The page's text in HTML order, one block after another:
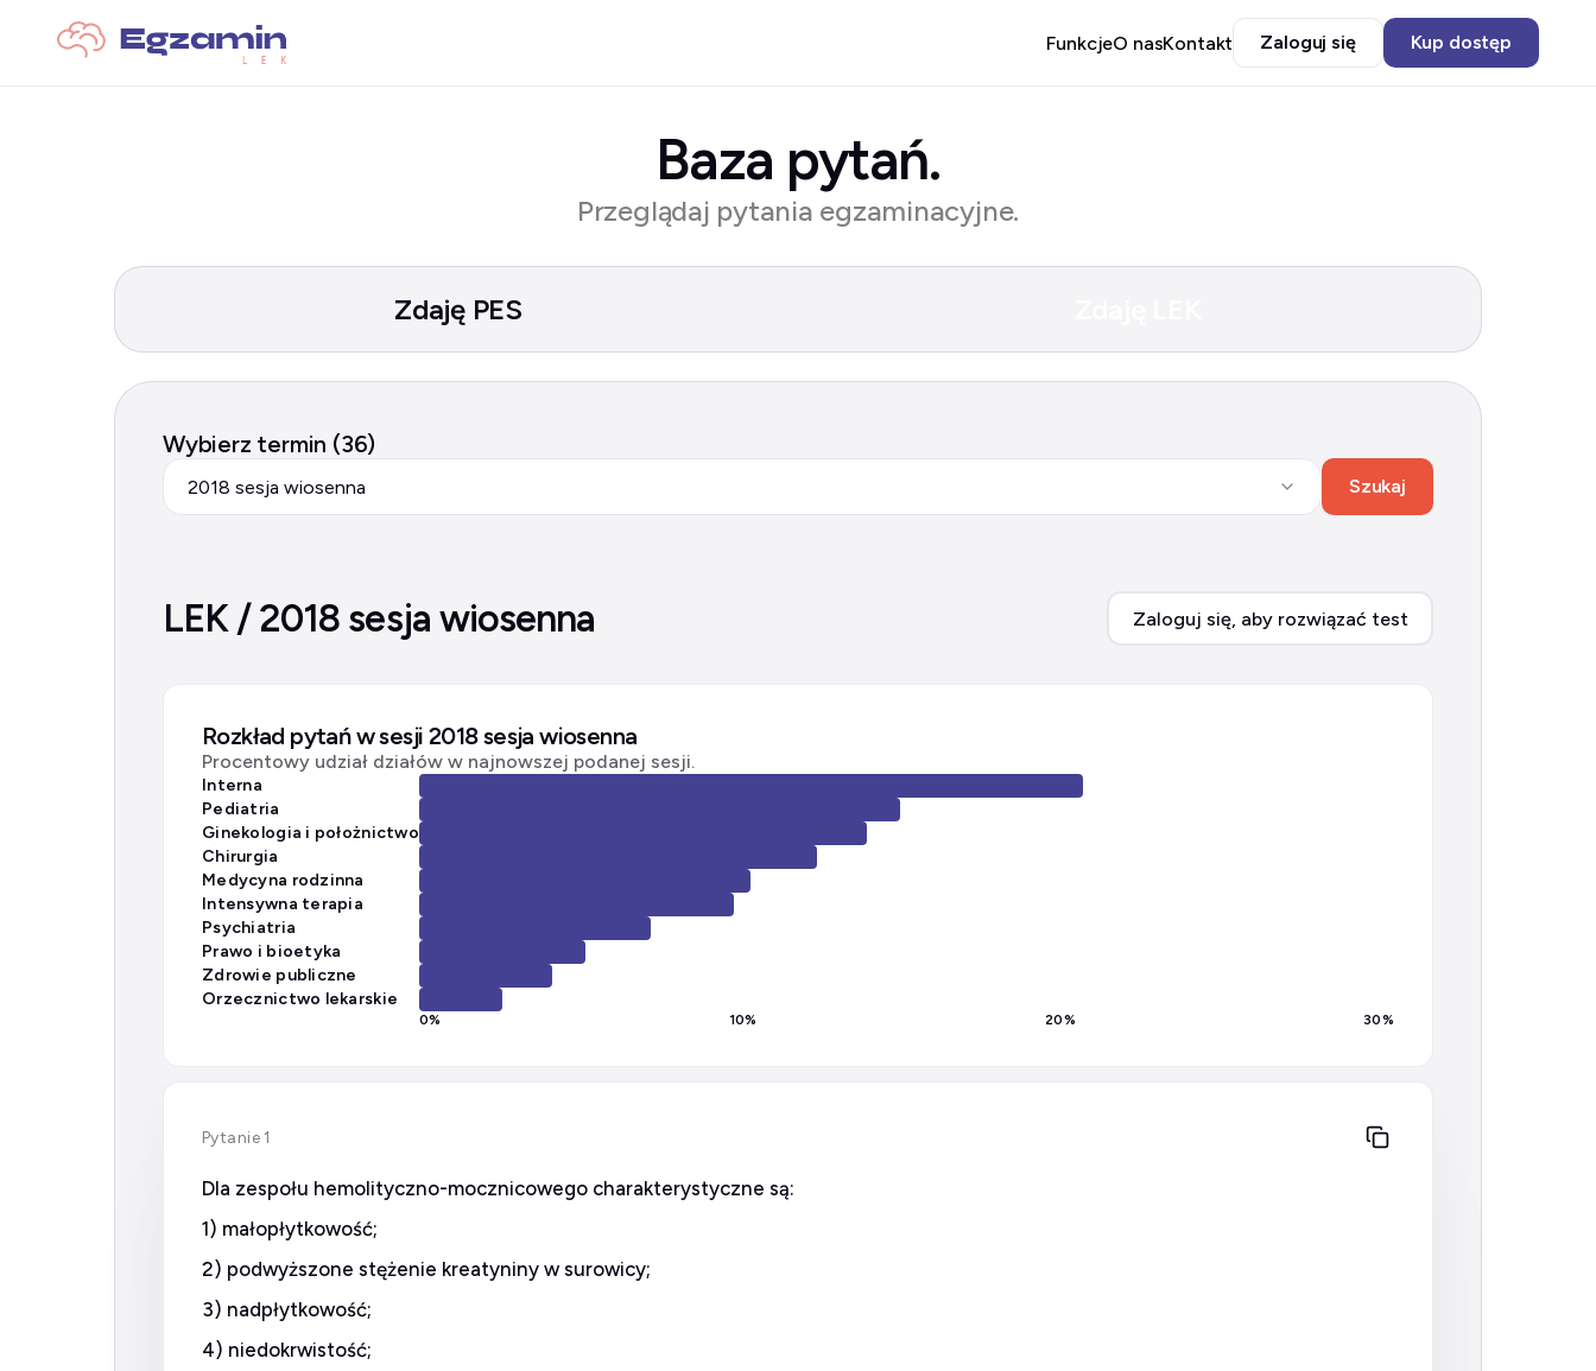
FunkcjeO nasKontakt Zaloguj się Kup dostęp
Baza pytań.
Przeglądaj pytania egzaminacyjne.
Zdaję PES
Wybierz termin (36)
2018 sesja wiosenna Szukaj
LEK / 2018 sesja wiosenna Zaloguj się, aby rozwiązać test
Rozkład pytań w sesji 2018 sesja wiosenna
Procentowy udział działów w najnowszej podanej sesji.
Interna
Pediatria
Ginekologia i położnictwo
Chirurgia
Medycyna rodzinna
Intensywna terapia
Psychiatria
Prawo i bioetyka
Zdrowie publiczne
Orzecznictwo lekarskie
0% 10% 20% 30%
Pytanie 1
Dla zespołu hemolityczno-mocznicowego charakterystyczne są:
1) małopłytkowość;
2) podwyższone stężenie kreatyniny w surowicy;
3) nadpłytkowość;
4) niedokrwistość;